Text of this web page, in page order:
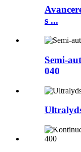
s ...
Semi-
040